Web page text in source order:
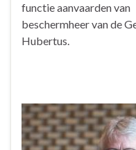
functie aanvaarden van
beschermheer van de
Hubertus.